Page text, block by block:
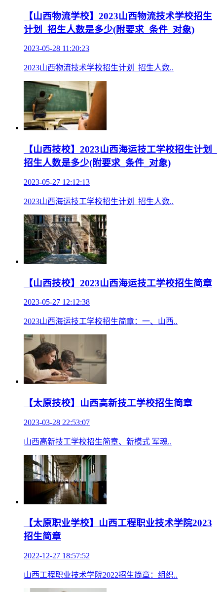
【山西物流学校】2023山西物流技术学校招生
计划_招生人数是多少(附要求_条件_对象)
2023-05-28 11:20:23
2023山西物流技术学校招生计划_招生人数..
【山西技校】2023山西海运技工学校招生计划_
招生人数是多少(附要求_条件_对象)
2023-05-27 12:12:13
2023山西海运技工学校招生计划_招生人数..
【山西技校】2023山西海运技工学校招生简章
2023-05-27 12:12:38
2023山西海运技工学校招生简章：一、山西..
【太原技校】山西高新技工学校招生简章
2023-03-28 22:53:07
山西高新技工学校招生简章、新模式 军魂..
【太原职业学校】山西工程职业技术学院2023
招生简章
2022-12-27 18:57:52
山西工程职业技术学院2022招生简章：组织..